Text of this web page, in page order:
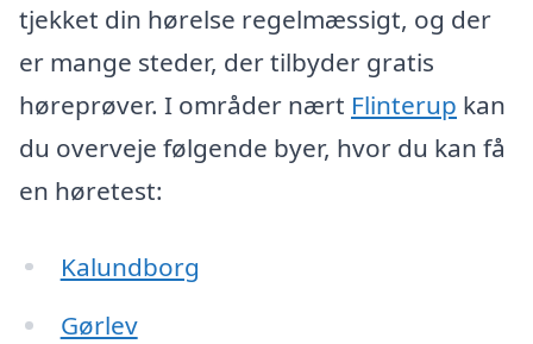
tjekket din hørelse regelmæssigt, og der
er mange steder, der tilbyder gratis
høreprøver. I områder nært Flinterup kan
du overveje følgende byer, hvor du kan få
en høretest:
Kalundborg
Gørlev